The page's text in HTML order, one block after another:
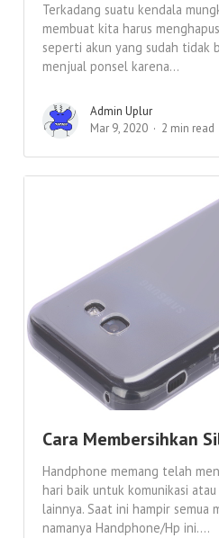
Terkadang suatu kendala
membuat kita harus
seperti akun yang sudah tidak
menjual ponsel karena...
Admin Uplur
Mar 9, 2020
2 min read
Cara Membersihkan
Handphone memang telah
hari baik untuk komunikasi
lainnya. Saat ini hampir semua
namanya Handphone/Hp ini....